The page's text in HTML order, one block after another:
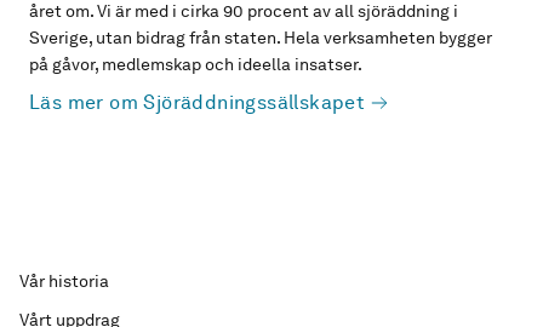
året om. Vi är med i cirka 90 procent av all sjöräddning i
Sverige, utan bidrag från staten. Hela verksamheten bygger
på gåvor, medlemskap och ideella insatser.
Läs mer om Sjöräddningssällskapet
Vår historia
Vårt uppdrag